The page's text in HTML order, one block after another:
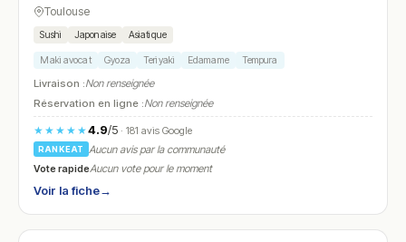
Toulouse
Sushi Japonaise Asiatique
Maki avocat Gyoza Teriyaki Edamame Tempura
Livraison :Non renseignée
Réservation en ligne :Non renseignée
★★★★★4.9/5· 181 avis Google
RANKEAT
Aucun avis par la communauté
Vote rapideAucun vote pour le moment
Voir la fiche→